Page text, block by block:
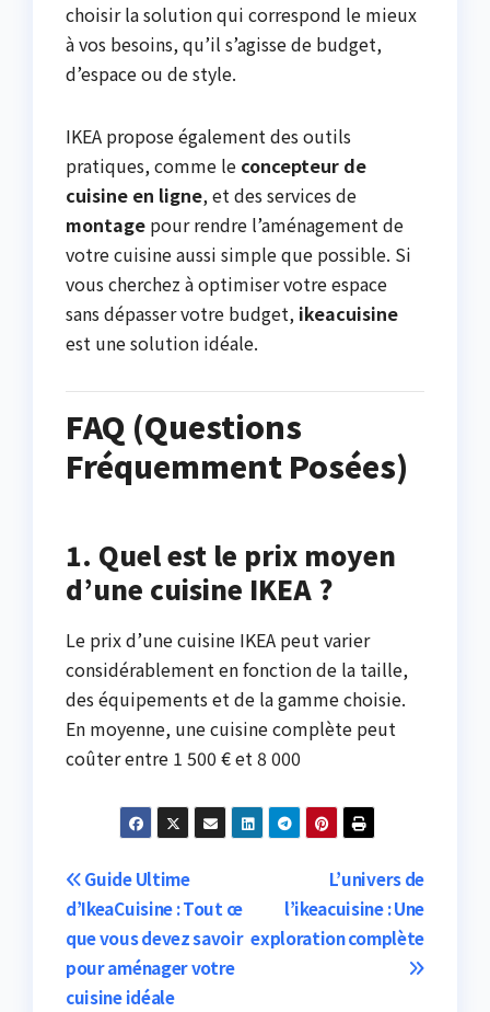
choisir la solution qui correspond le mieux
à vos besoins, qu’il s’agisse de budget,
d’espace ou de style.
IKEA propose également des outils
pratiques, comme le concepteur de
cuisine en ligne, et des services de
montage pour rendre l’aménagement de
votre cuisine aussi simple que possible. Si
vous cherchez à optimiser votre espace
sans dépasser votre budget, ikeacuisine
est une solution idéale.
FAQ (Questions
Fréquemment Posées)
1. Quel est le prix moyen
d’une cuisine IKEA ?
Le prix d’une cuisine IKEA peut varier
considérablement en fonction de la taille,
des équipements et de la gamme choisie.
En moyenne, une cuisine complète peut
coûter entre 1 500 € et 8 000
Post
navigation
L’univers de
l’ikeacuisine : Une
exploration complète
Guide Ultime
d’IkeaCuisine : Tout ce
que vous devez savoir
pour aménager votre
cuisine idéale